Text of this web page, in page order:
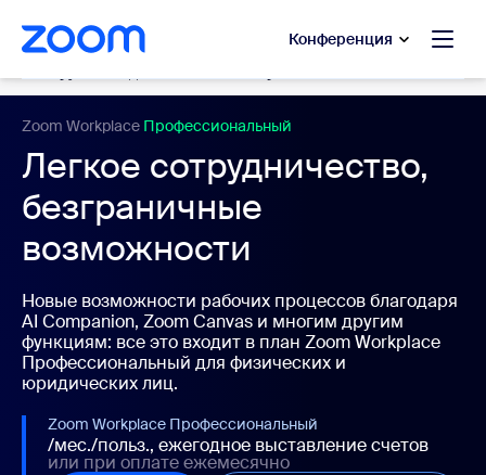
содержанию
в чат помощи Конференция
Zoom Workplace Профессиональный
Легкое сотрудничество,
безграничные
возможности
Новые возможности рабочих процессов благодаря
AI Companion, Zoom Canvas и многим другим
функциям: все это входит в план Zoom Workplace
Профессиональный для физических и
юридических лиц.
Zoom Workplace Профессиональный
/мес./польз., ежегодное выставление счетов
или при оплате ежемесячно